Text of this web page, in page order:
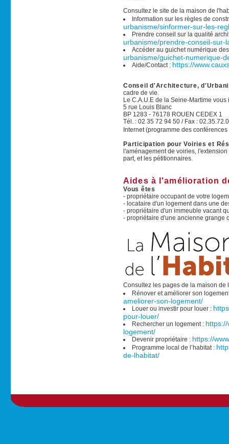
Consultez le site de la maison de
Information sur les règles de
urbanisme/sinformer-sur-les-
Prendre conseil sur la qualité
urbanisme/prendre-conseil-sur-
Accéder au guichet numérique
urbanisme/guichet-numerique-
Aide/Contact : https://
Conseil d'Architecture,
cadre de vie.
Le C.A.U.E de la Seine-Martime
5 rue Louis Blanc
BP 1283 - 76178 ROUEN CEDEX 1
Tél. : 02 35 72 94 50 / Fax :
Internet (programme des
Participation pour Voiries et
l'aménagement de voiries,
part, et les pétitionnaires.
Aides à l'amélioration
Vous êtes
- propriétaire occupant de votre
- locataire d'un logement dans une
- propriétaire d'un immeuble vacant
- propriétaire d'une ancienne grange
Consultez les pages de la maison de
Rénover et améliorer son
ameliorer-son-logement/
Louer ou investir pour louer :
pour-louer/
Rechercher un logement :
logement/
Devenir propriétaire : https://
Programme local de l’habitat :
de-lhabitat/